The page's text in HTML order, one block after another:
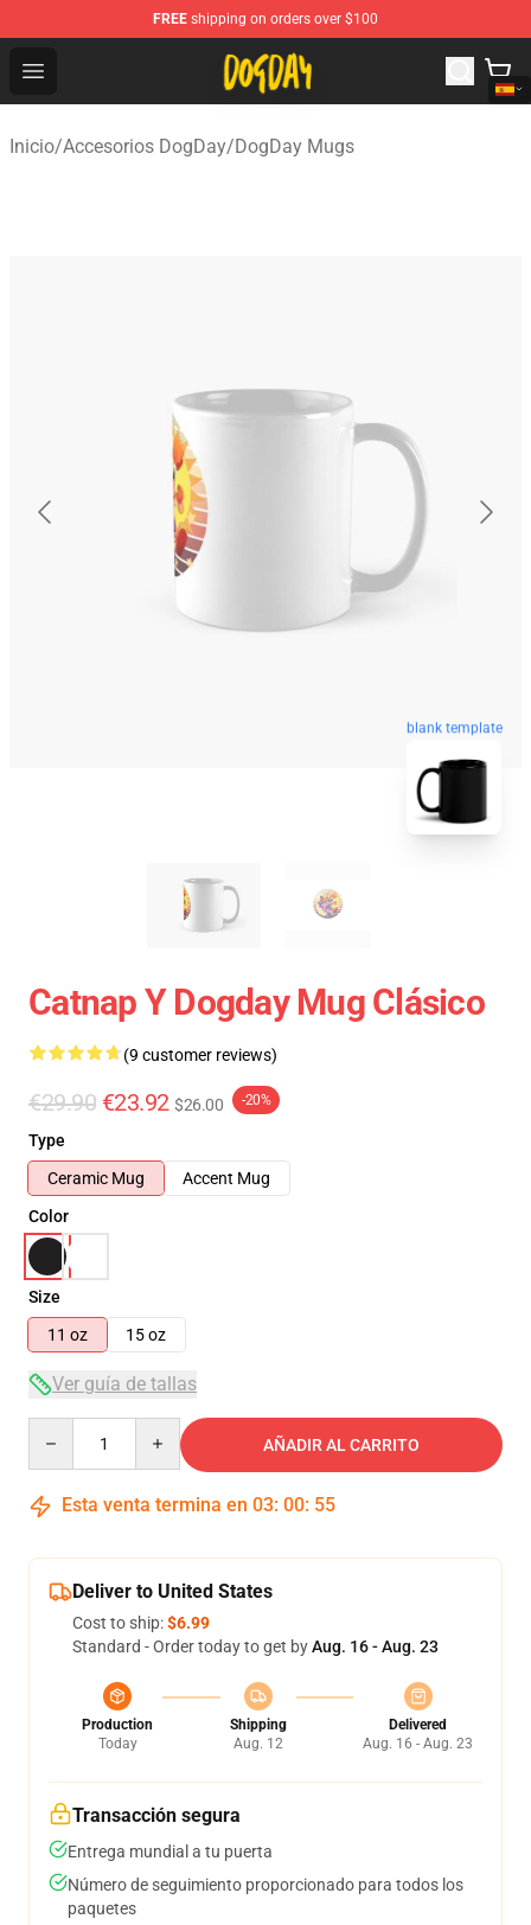
FREE shipping on orders over $100
Open menu
DogDay Store - Official DogDay Merchandise Shop
Inicio/Accesorios DogDay/DogDay Mugs
blank template
Catnap Y Dogday Mug Clásico
(9 customer reviews)
€29.90 €23.92 $26.00 -20%
Type
Ceramic Mug
Accent Mug
Color
Size
11 oz
15 oz
Ver guía de tallas
AÑADIR AL CARRITO
Esta venta termina en 03: 00: 54
Deliver to United States
Cost to ship:$6.99
Standard - Order today to get byAug. 16 - Aug. 23
Production
Today
Shipping
Aug. 12
Delivered
Aug. 16 - Aug. 23
Transacción segura
Entrega mundial a tu puerta
Número de seguimiento proporcionado para todos los
paquetes